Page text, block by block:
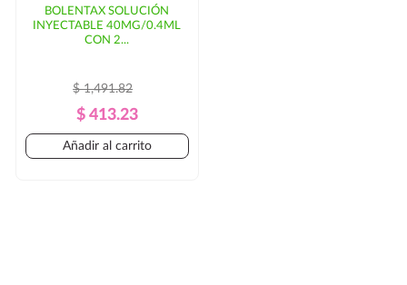
BOLENTAX SOLUCIÓN
INYECTABLE 40MG/0.4ML
CON 2...
Precio
Regular
$ 1,491.82
Precio
$ 413.23
Añadir al carrito